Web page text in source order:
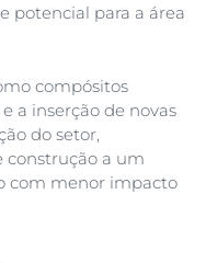
potencial para a área
compósitos
a inserção de novas
do setor,
construção a um
com menor impacto